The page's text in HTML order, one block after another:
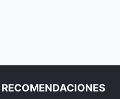
RECOMENDACIONES